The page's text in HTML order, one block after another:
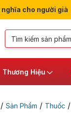
cho người già
Thương Hiệu
Sản Phẩm / Thuốc /